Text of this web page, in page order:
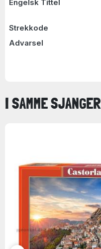
Engelsk Tittel
Strekkode
Advarsel
I SAMME SJANGER